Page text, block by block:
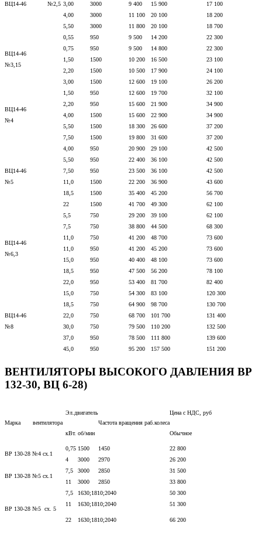
ВЦ14-46 №2,5 3,00
3000 9 400 15 900
17 100
4,00
3000 11 100 20 100
18 200
5,50
3000 11 800 20 100 18 700
ВЦ14-46
№3,15
0,55 950 9 500 14 200
22 300
0,75
950 9 500 14 800
22 300
1,50
1500 10 200 16 500
23 100
2,20
1500 10 500 17 900
24 100
3,00
1500 12 600 19 100 26 200
ВЦ14-46
№4
1,50 950 12 600 19 700
32 100
2,20
950 15 600 21 900
34 900
4,00
1500 15 600 22 900
34 900
5,50
1500 18 300 26 600
37 200
7,50
1500 19 800 31 600 37 200
ВЦ14-46
№5
4,00 950 20 900 29 100
42 500
5,50
950 22 400 36 100
42 500
7,50
950 23 500 36 100
42 500
11,0
1500 22 200 36 900
43 600
18,5
1500 35 400 45 200
56 700
22
1500 41 700 49 300 62 100
ВЦ14-46
№6,3
5,5 750 29 200 39 100
62 100
7,5
750 38 800 44 500
68 300
11,0
750 41 200 48 700
73 600
11,0
950 41 200 45 200
73 600
15,0
950 40 400 48 100
73 600
18,5
950 47 500 56 200
78 100
22,0
950 53 400 81 700 82 400
ВЦ14-46
№8
15,0 750 54 300 83 100
120 300
18,5
750 64 900 98 700
130 700
22,0
750 68 700 101 700
131 400
30,0
750 79 500 110 200
132 500
37,0
950 78 500 111 800
139 600
45,0
950 95 200 157 500 151 200
ВЕНТИЛЯТОРЫ ВЫСОКОГО ДАВЛЕНИЯ ВР
132-30, ВЦ 6-28)
Марка вентилятора
Эл.двигатель
Частота вращения раб.колеса
Цена с НДС, руб
кВт. об/мин Обычное
ВР 130-28 №4 cх.1
0,75 1500 1450
22 800
4
3000 2970 26 200
ВР 130-28 №5 сх.1
7,5 3000 2850
31 500
11
3000 2850 33 800
ВР 130-28 №5 сх. 5
7,5 1630;1810;2040
50 300
11
1630;1810;2040 51 300
22 1630;1810;2040 66 200